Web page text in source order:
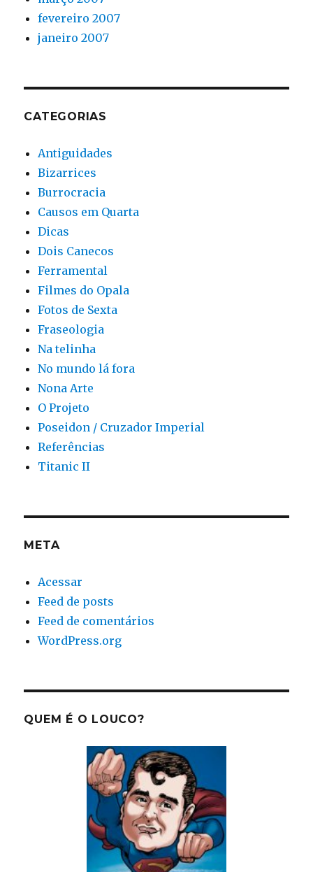
fevereiro 2007
janeiro 2007
CATEGORIAS
Antiguidades
Bizarrices
Burrocracia
Causos em Quarta
Dicas
Dois Canecos
Ferramental
Filmes do Opala
Fotos de Sexta
Fraseologia
Na telinha
No mundo lá fora
Nona Arte
O Projeto
Poseidon / Cruzador Imperial
Referências
Titanic II
META
Acessar
Feed de posts
Feed de comentários
WordPress.org
QUEM É O LOUCO?